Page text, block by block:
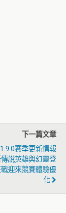
下一篇文章
賽季更新情報
說英雄與幻靈登
迎來競賽體驗優
化